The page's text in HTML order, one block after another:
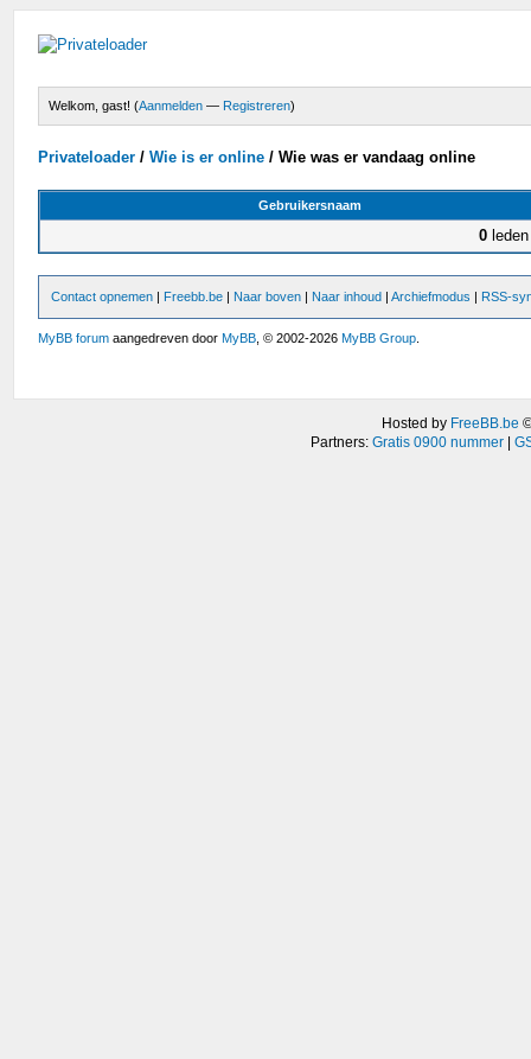
Welkom, gast! (Aanmelden — Registreren)
Privateloader /Wie is er online /Wie was er vandaag online
Gebruikersnaam
0
Contact opnemen | Freebb.be | Naar boven | Naar inhoud |Archiefmodus | RSS-
MyBB forum aangedreven doorMyBB , © 2002-2026MyBB Group
Hosted by FreeBB.be
Partners: Gratis 0900 nummer|